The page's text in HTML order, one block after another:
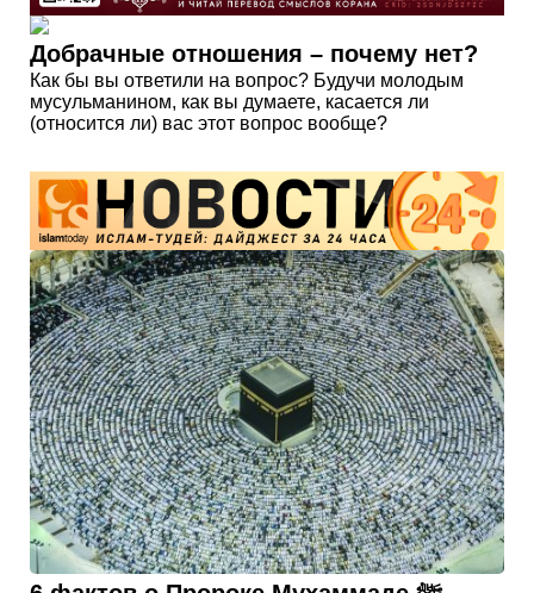
Добрачные отношения – почему нет?
Как бы вы ответили на вопрос? Будучи молодым
мусульманином, как вы думаете, касается ли
(относится ли) вас этот вопрос вообще?